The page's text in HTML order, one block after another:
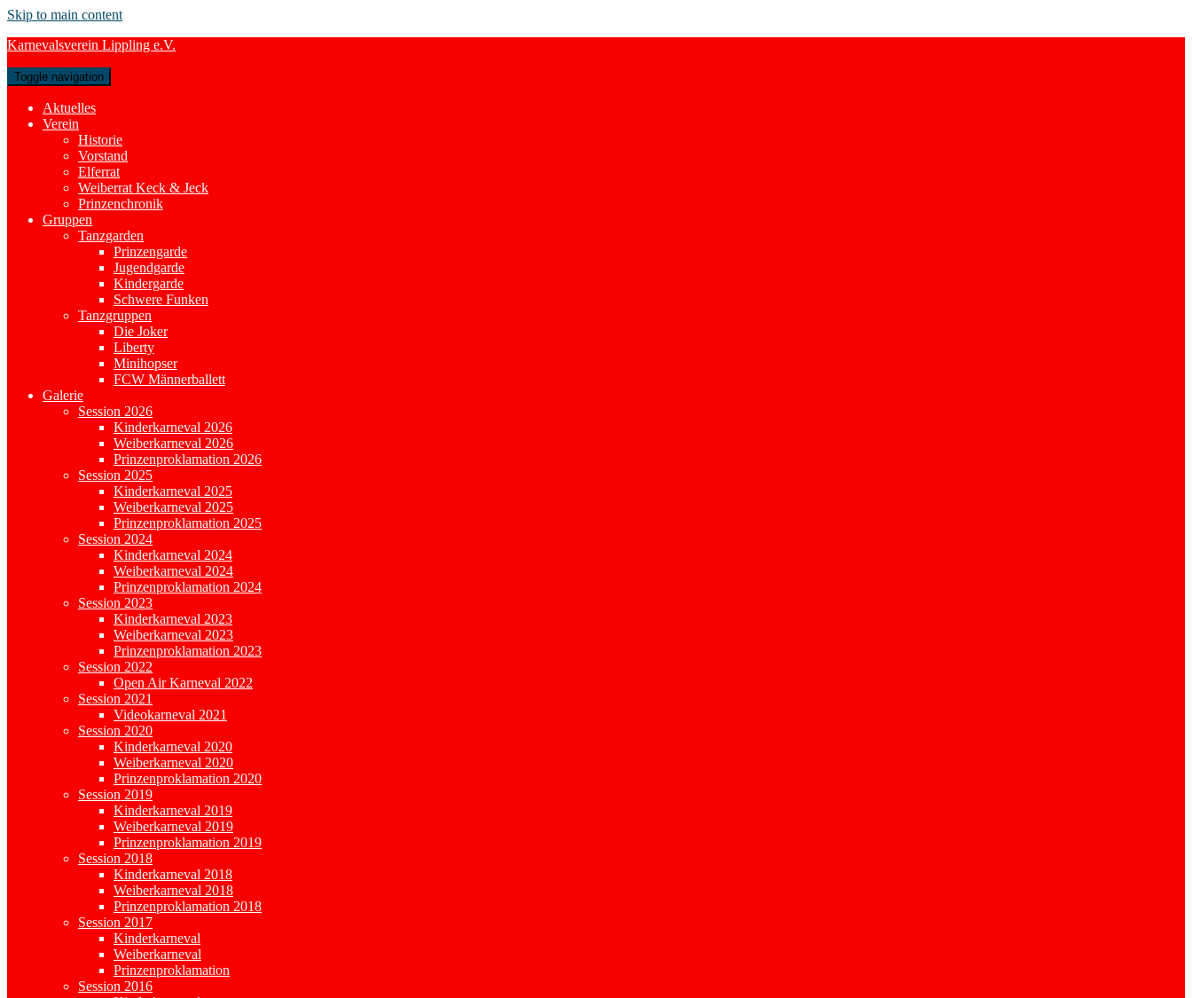
Skip to main content
Karnevalsverein Lippling e.V.
Toggle navigation
Aktuelles
Verein
Historie
Vorstand
Elferrat
Weiberrat Keck & Jeck
Prinzenchronik
Gruppen
Tanzgarden
Prinzengarde
Jugendgarde
Kindergarde
Schwere Funken
Tanzgruppen
Die Joker
Liberty
Minihopser
FCW Männerballett
Galerie
Session 2026
Kinderkarneval 2026
Weiberkarneval 2026
Prinzenproklamation 2026
Session 2025
Kinderkarneval 2025
Weiberkarneval 2025
Prinzenproklamation 2025
Session 2024
Kinderkarneval 2024
Weiberkarneval 2024
Prinzenproklamation 2024
Session 2023
Kinderkarneval 2023
Weiberkarneval 2023
Prinzenproklamation 2023
Session 2022
Open Air Karneval 2022
Session 2021
Videokarneval 2021
Session 2020
Kinderkarneval 2020
Weiberkarneval 2020
Prinzenproklamation 2020
Session 2019
Kinderkarneval 2019
Weiberkarneval 2019
Prinzenproklamation 2019
Session 2018
Kinderkarneval 2018
Weiberkarneval 2018
Prinzenproklamation 2018
Session 2017
Kinderkarneval
Weiberkarneval
Prinzenproklamation
Session 2016